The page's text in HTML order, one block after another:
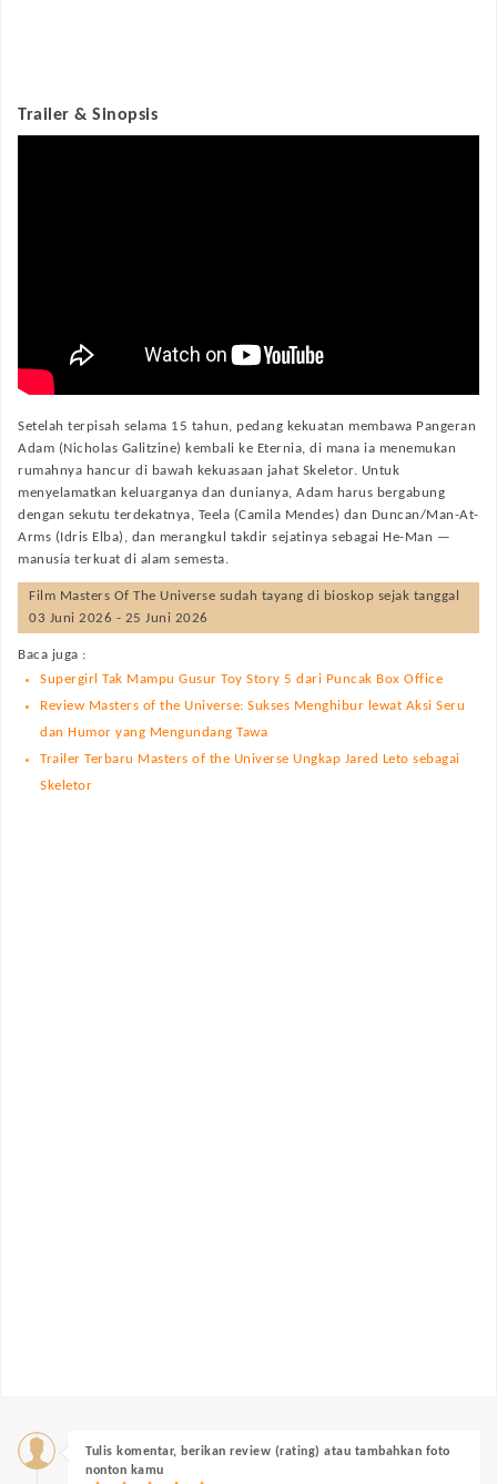
Trailer & Sinopsis
Setelah terpisah selama 15 tahun, pedang kekuatan membawa Pangeran
Adam (Nicholas Galitzine) kembali ke Eternia, di mana ia menemukan
rumahnya hancur di bawah kekuasaan jahat Skeletor. Untuk
menyelamatkan keluarganya dan dunianya, Adam harus bergabung
dengan sekutu terdekatnya, Teela (Camila Mendes) dan Duncan/Man-At-
Arms (Idris Elba), dan merangkul takdir sejatinya sebagai He-Man —
manusia terkuat di alam semesta.
Film Masters Of The Universe sudah tayang di bioskop sejak tanggal
03 Juni 2026 - 25 Juni 2026
Baca juga :
Supergirl Tak Mampu Gusur Toy Story 5 dari Puncak Box Office
Review Masters of the Universe: Sukses Menghibur lewat Aksi Seru
dan Humor yang Mengundang Tawa
Trailer Terbaru Masters of the Universe Ungkap Jared Leto sebagai
Skeletor
Tulis komentar, berikan review (rating) atau tambahkan foto
nonton kamu